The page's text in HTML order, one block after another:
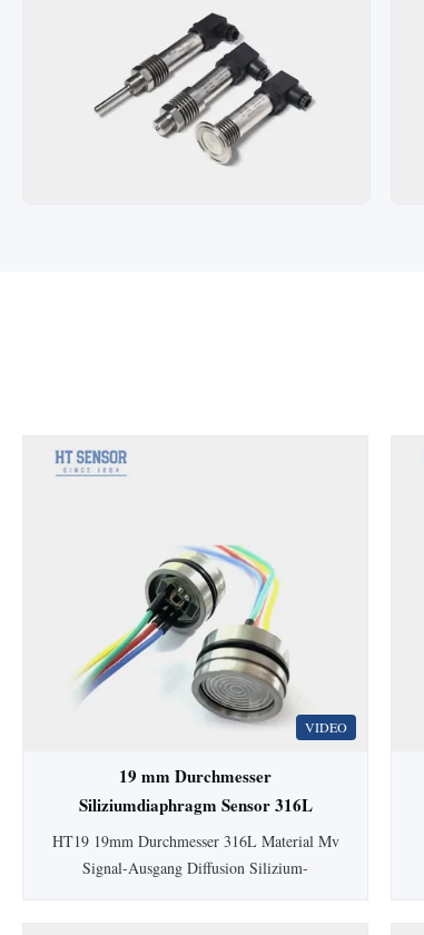
VIDEO
19 mm Durchmesser
Siliziumdiaphragm Sensor 316L
Piezoresistiver Drucksensor
HT19 19mm Durchmesser 316L Material Mv
Signal-Ausgang Diffusion Silizium-